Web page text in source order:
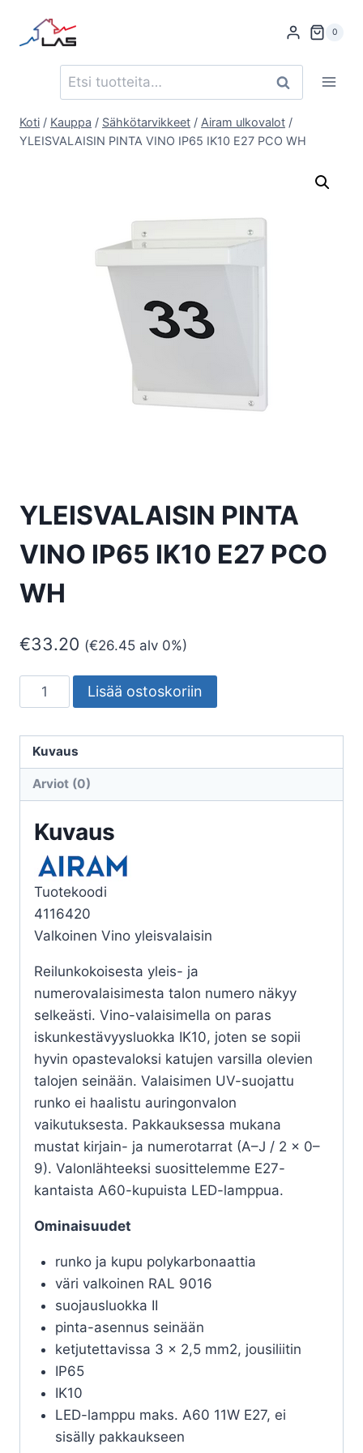
sisältöön
0
Etsi: Haku
Koti / Kauppa / Sähkötarvikkeet / Airam ulkovalot /
YLEISVALAISIN PINTA VINO IP65 IK10 E27 PCO WH
YLEISVALAISIN PINTA
VINO IP65 IK10 E27 PCO
WH
€33.20 (€26.45 alv 0%)
YLEISVALAISIN
PINTA
IP65
IK10
WH
määrä
Lisää ostoskoriin
Kuvaus
Arviot (0)
Kuvaus
Tuotekoodi
4116420
Valkoinen Vino yleisvalaisin
Reilunkokoisesta yleis- ja
numerovalaisimesta talon numero näkyy
selkeästi. Vino-valaisimella on paras
iskunkestävyysluokka IK10, joten se sopii
hyvin opastevaloksi katujen varsilla olevien
talojen seinään. Valaisimen UV-suojattu
runko ei haalistu auringonvalon
vaikutuksesta. Pakkauksessa mukana
mustat kirjain- ja numerotarrat (A–J / 2 x 0–
9). Valonlähteeksi suosittelemme E27-
kantaista A60-kupuista LED-lamppua.
Ominaisuudet
runko ja kupu polykarbonaattia
väri valkoinen RAL 9016
suojausluokka II
pinta-asennus seinään
ketjutettavissa 3 x 2,5 mm2, jousiliitin
IP65
IK10
LED-lamppu maks. A60 11W E27, ei
sisälly pakkaukseen